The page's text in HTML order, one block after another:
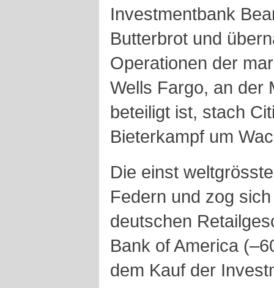
Investmentbank
Butterbrot und
Operationen der
Wells Fargo, an der
beteiligt ist, stach
Bieterkampf um
Die einst
Federn und zog
deutschen
Bank of America
dem Kauf der